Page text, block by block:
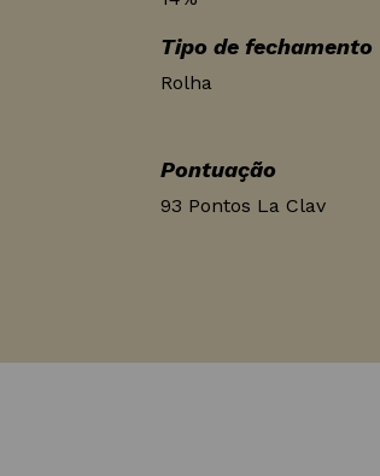
Tipo de fechamento
Rolha
Pontuação
93 Pontos La Clav